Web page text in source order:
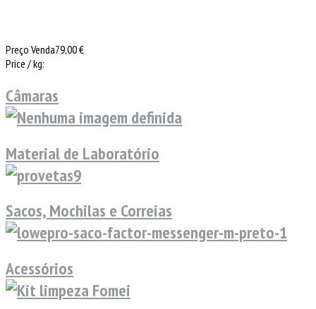
Preço Venda79,00 €
Price / kg:
Câmaras
Material de Laboratório
Sacos, Mochilas e Correias
Acessórios